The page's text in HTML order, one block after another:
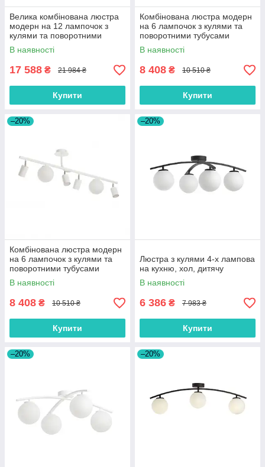
Велика комбінована люстра
модерн на 12 лампочок з
кулями та поворотними
тубусами
В наявності
17 588 ₴ 21 984 ₴
Купити
Комбінована люстра модерн
на 6 лампочок з кулями та
поворотними тубусами
В наявності
8 408 ₴ 10 510 ₴
Купити
–20%
Комбінована люстра модерн
на 6 лампочок з кулями та
поворотними тубусами
В наявності
8 408 ₴ 10 510 ₴
Купити
–20%
Люстра з кулями 4-х лампова
на кухню, хол, дитячу
В наявності
6 386 ₴ 7 983 ₴
Купити
–20% –20%